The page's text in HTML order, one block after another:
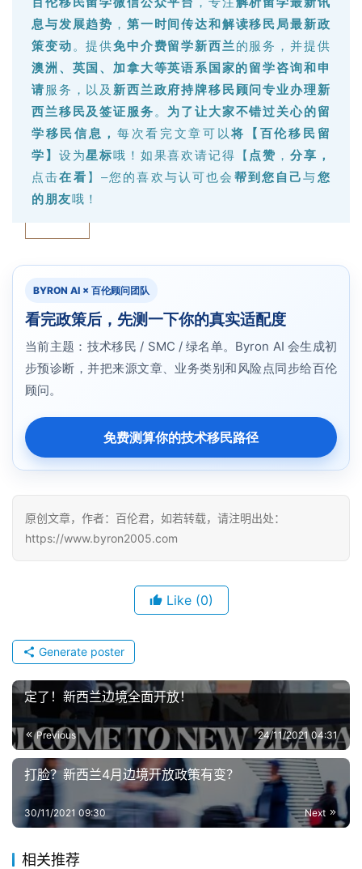
息与发展趋势 ， 第一时间传达和解读移民局最新政
策变动 。提供免中介费留学新西兰的服务，并提供
澳洲、英国、加拿大等英语系国家的留学咨询和申
请 服务，以及 新西兰政府持牌移民顾问专业办理新
西兰移民及签证服务 。 为了让大家不错过关心的留
学移民信息，每次看完文章可以将【百伦移民留
学】 设为星标哦！如果喜欢请记得【 点赞 ， 分享 ，
点击在看 】–您的喜欢与认可也会 帮到您自己与您
的朋友哦！
BYRON AI × 百伦顾问团队
看完政策后，先测一下你的真实适配度
当前主题：技术移民 / SMC / 绿名单。Byron AI 会生成初
步预诊断，并把来源文章、业务类别和风险点同步给百伦
顾问。
免费测算你的技术移民路径
原创文章，作者：百伦君，如若转载，请注明出处：
https://www.byron2005.com
Like (0)
Generate poster
定了！新西兰边境全面开放！
Previous 24/11/2021 04:31
打脸？新西兰4月边境开放政策有变？
Next
30/11/2021 09:30
相关推荐